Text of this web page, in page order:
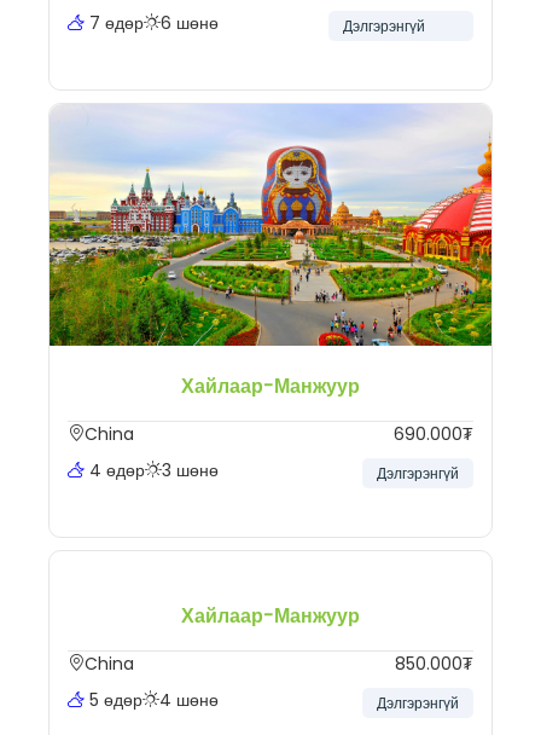
7 өдөр
6 шөнө Дэлгэрэнгүй
Хайлаар-Манжуур
China
4 өдөр
3 шөнө
690.000₮
Дэлгэрэнгүй
Хайлаар-Манжуур
China
5 өдөр
4 шөнө
850.000₮
Дэлгэрэнгүй